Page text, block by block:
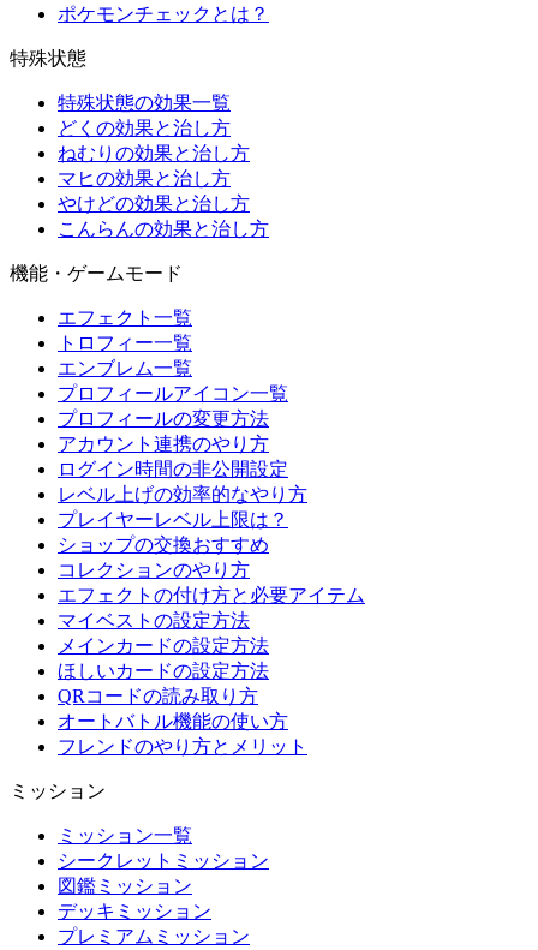
ポケモンチェックとは？
特殊状態
特殊状態の効果一覧
どくの効果と治し方
ねむりの効果と治し方
マヒの効果と治し方
やけどの効果と治し方
こんらんの効果と治し方
機能・ゲームモード
エフェクト一覧
トロフィー一覧
エンブレム一覧
プロフィールアイコン一覧
プロフィールの変更方法
アカウント連携のやり方
ログイン時間の非公開設定
レベル上げの効率的なやり方
プレイヤーレベル上限は？
ショップの交換おすすめ
コレクションのやり方
エフェクトの付け方と必要アイテム
マイベストの設定方法
メインカードの設定方法
ほしいカードの設定方法
QRコードの読み取り方
オートバトル機能の使い方
フレンドのやり方とメリット
ミッション
ミッション一覧
シークレットミッション
図鑑ミッション
デッキミッション
プレミアムミッション